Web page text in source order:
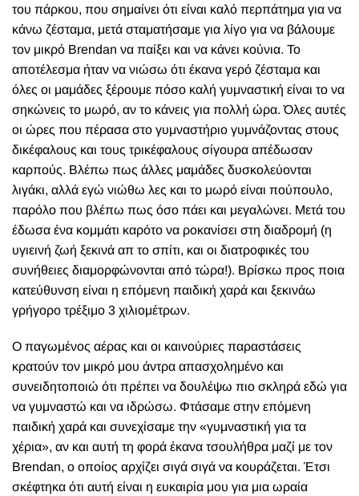
του πάρκου, που σημαίνει ότι είναι καλό περπάτημα για να
κάνω ζέσταμα, μετά σταματήσαμε για λίγο για να βάλουμε
τον μικρό Brendan να παίξει και να κάνει κούνια. Το
αποτέλεσμα ήταν να νιώσω ότι έκανα γερό ζέσταμα και
όλες οι μαμάδες ξέρουμε πόσο καλή γυμναστική είναι το να
σηκώνεις το μωρό, αν το κάνεις για πολλή ώρα. Όλες αυτές
οι ώρες που πέρασα στο γυμναστήριο γυμνάζοντας στους
δικέφαλους και τους τρικέφαλους σίγουρα απέδωσαν
καρπούς. Βλέπω πως άλλες μαμάδες δυσκολεύονται
λιγάκι, αλλά εγώ νιώθω λες και το μωρό είναι πούπουλο,
παρόλο που βλέπω πως όσο πάει και μεγαλώνει. Μετά του
έδωσα ένα κομμάτι καρότο να ροκανίσει στη διαδρομή (η
υγιεινή ζωή ξεκινά απ το σπίτι, και οι διατροφικές του
συνήθειες διαμορφώνονται από τώρα!). Βρίσκω προς ποια
κατεύθυνση είναι η επόμενη παιδική χαρά και ξεκινάω
γρήγορο τρέξιμο 3 χιλιομέτρων.
Ο παγωμένος αέρας και οι καινούριες παραστάσεις
κρατούν τον μικρό μου άντρα απασχολημένο και
συνειδητοποιώ ότι πρέπει να δουλέψω πιο σκληρά εδώ για
να γυμναστώ και να ιδρώσω. Φτάσαμε στην επόμενη
παιδική χαρά και συνεχίσαμε την «γυμναστική για τα
χέρια», αν και αυτή τη φορά έκανα τσουλήθρα μαζί με τον
Brendan, ο οποίος αρχίζει σιγά σιγά να κουράζεται. Έτσι
σκέφτηκα ότι αυτή είναι η ευκαιρία μου για μια ωραία